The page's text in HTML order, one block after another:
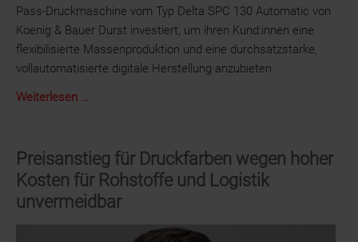
Pass-Druckmaschine vom Typ Delta SPC 130 Automatic von
Koenig & Bauer Durst investiert, um ihren Kund:innen eine
flexibilisierte Massenproduktion und eine durchsatzstarke,
vollautomatisierte digitale Herstellung anzubieten.
Weiterlesen …
&
Bauer
Durst
SPC
Preisanstieg für Druckfarben wegen hoher
Kosten für Rohstoffe und Logistik
unvermeidbar